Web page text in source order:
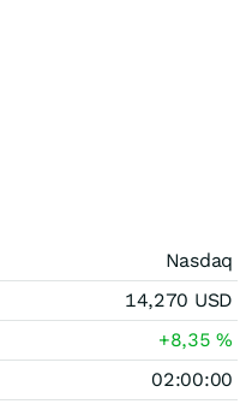
Nasdaq
14,270 USD
+8,35%
02:00:00